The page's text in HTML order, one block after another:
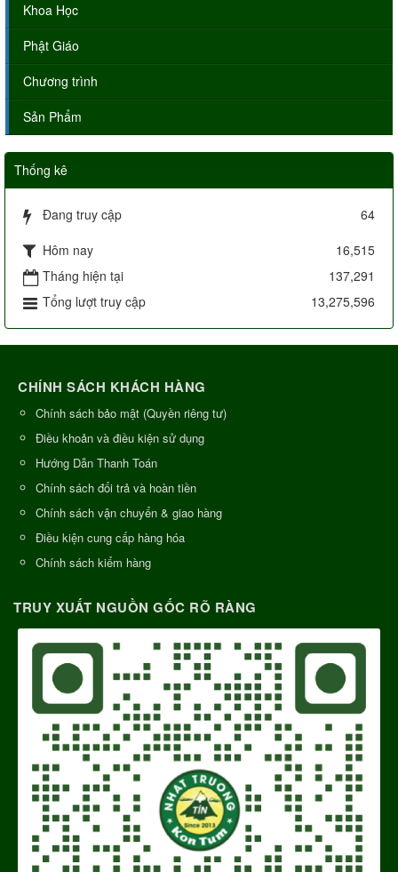
Khoa Học
Phật Giáo
Chương trình
Sản Phẩm
Thống kê
Đang truy cập
64
Hôm nay
16,515
Tháng hiện tại
137,291
Tổng lượt truy cập
13,275,596
CHÍNH SÁCH KHÁCH HÀNG
Chính sách bảo mật (Quyền riêng tư)
Điều khoản và điều kiện sử dụng
Hướng Dẫn Thanh Toán
Chính sách đổi trả và hoàn tiền
Chính sách vận chuyển & giao hàng
Điều kiện cung cấp hàng hóa
Chính sách kiểm hàng
TRUY XUẤT NGUỒN GỐC RÕ RÀNG